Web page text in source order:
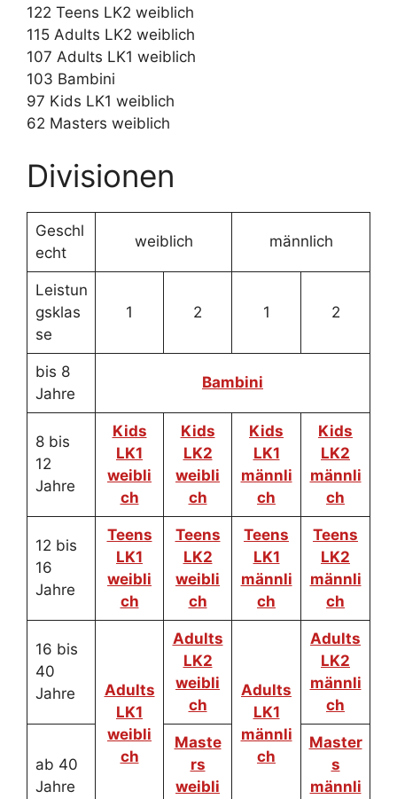
122 Teens LK2 weiblich
115 Adults LK2 weiblich
107 Adults LK1 weiblich
103 Bambini
97 Kids LK1 weiblich
62 Masters weiblich
Divisionen
Geschl
echt
weiblich männlich
Leistun
gsklas
se
1 2 1 2
bis 8
Jahre
Bambini
8 bis
12
Jahre
Kids
LK1
weibli
ch
Kids
LK2
weibli
ch
Kids
LK1
männli
ch
Kids
LK2
männli
ch
12 bis
16
Jahre
Teens
LK1
weibli
ch
Teens
LK2
weibli
ch
Teens
LK1
männli
ch
Teens
LK2
männli
ch
16 bis
40
Jahre
Adults
LK1
weibli
ch
Adults
LK2
weibli
ch
Adults
LK1
männli
ch
Adults
LK2
männli
ch
ab 40
Jahre
Maste
rs
weibli
Master
s
männli